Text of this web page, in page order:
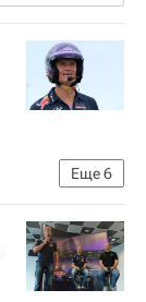
Еще6
Двенадцатый этап чемпионата "Формулы-1"-2014 - Гран-при Бельгии. 22-24 августа